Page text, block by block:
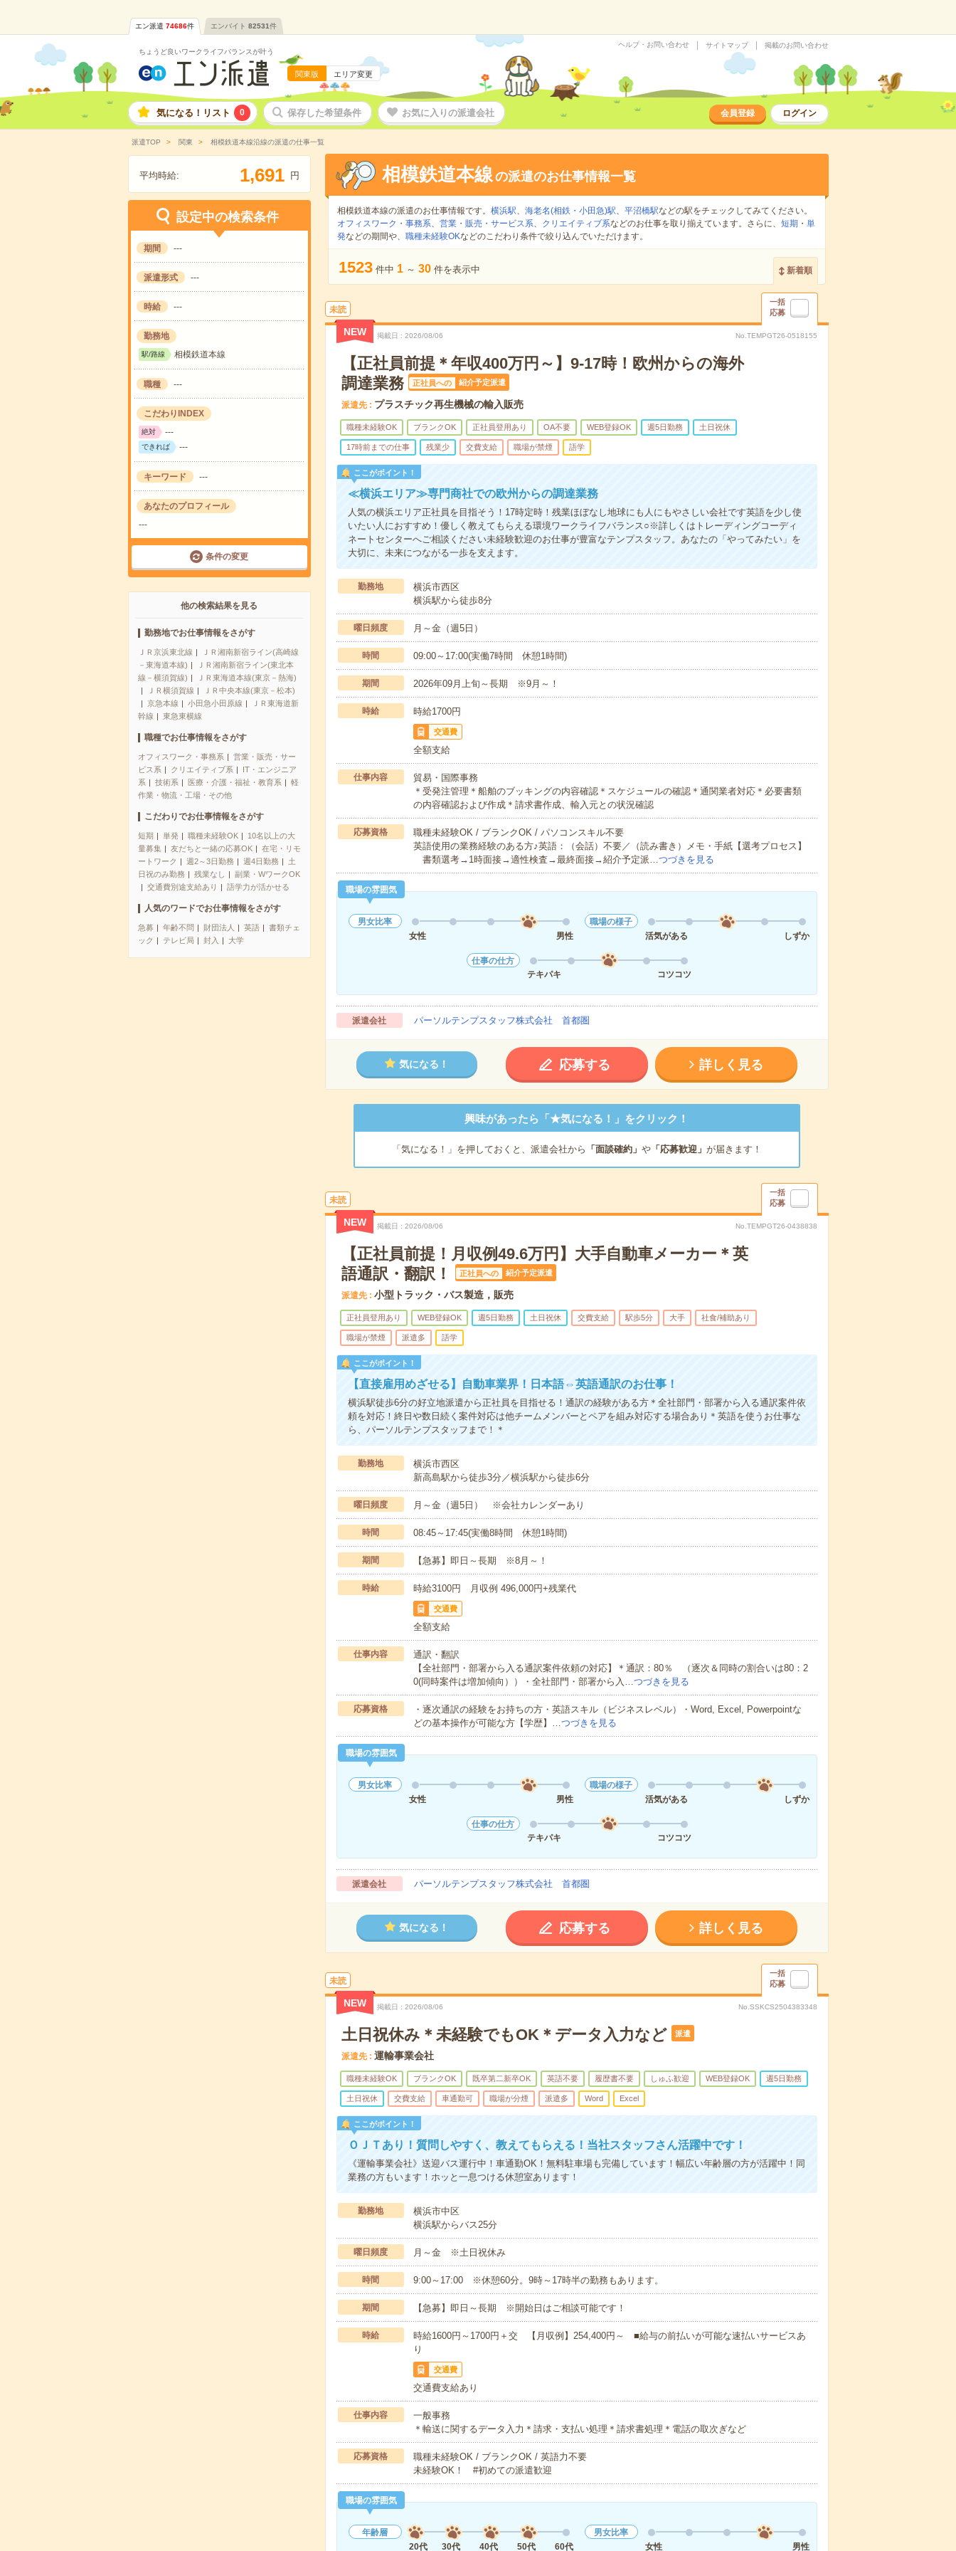
エン派遣 74686件 エンバイト 82531件
ちょうど良いワークライフバランスが叶う
関東版 エリア変更
ヘルプ・お問い合わせ サイトマップ 掲載のお問い合わせ
気になる！リスト 0 保存した希望条件 お気に入りの派遣会社 会員登録 ログイン
派遣TOP 関東 相模鉄道本線沿線の派遣の仕事一覧
平均時給: 1,691 円
設定中の検索条件
期間 ---
派遣形式 ---
時給 ---
勤務地
駅/路線 相模鉄道本線
職種 ---
こだわりINDEX
絶対 ---
できれば ---
キーワード ---
あなたのプロフィール
---
条件の変更
他の検索結果を見る
勤務地でお仕事情報をさがす
ＪＲ京浜東北線
ＪＲ湘南新宿ライン(高崎線
－東海道本線)
ＪＲ湘南新宿ライン(東北本
線－横須賀線)
ＪＲ東海道本線(東京－熱海)
ＪＲ横須賀線
ＪＲ中央本線(東京－松本)
京急本線
小田急小田原線
ＪＲ東海道新
幹線
東急東横線
職種でお仕事情報をさがす
オフィスワーク・事務系
営業・販売・サー
ビス系
クリエイティブ系
IT・エンジニア
系
技術系 医療・介護・福祉・教育系
軽
作業・物流・工場・その他
こだわりでお仕事情報をさがす
短期 単発 職種未経験OK
10名以上の大
量募集
友だちと一緒の応募OK
在宅・リモ
ートワーク
週2～3日勤務 週4日勤務
土
日祝のみ勤務
残業なし
副業・WワークOK
交通費別途支給あり
語学力が活かせる
人気のワードでお仕事情報をさがす
急募 年齢不問 財団法人 英語
書類チェ
ック
テレビ局 封入 大学
相模鉄道本線の派遣のお仕事情報一覧
相模鉄道本線の派遣のお仕事情報です。 横浜駅、 海老名(相鉄・小田急)駅、 平沼橋駅などの駅をチェックしてみてください。
オフィスワーク・事務系、 営業・販売・サービス系、 クリエイティブ系などのお仕事を取り揃えています。さらに、 短期 ・ 単
発などの期間や、 職種未経験OKなどのこだわり条件で絞り込んでいただけます。
1523 件中 1 ～ 30 件を表示中 新着順
未読
一括
応募
NEW 掲載日 2026/08/06 No.TEMPGT26-0518155
【正社員前提＊年収400万円～】9-17時！欧州からの海外
調達業務
正社員への 紹介予定派遣
派遣先 プラスチック再生機械の輸入販売
職種未経験OK ブランクOK 正社員登用あり OA不要 WEB登録OK 週5日勤務 土日祝休
17時前までの仕事 残業少 交費支給 職場が禁煙 語学
ここがポイント！
≪横浜エリア≫専門商社での欧州からの調達業務
人気の横浜エリア正社員を目指そう！17時定時！残業ほぼなし地球にも人にもやさしい会社です英語を少し使
いたい人におすすめ！優しく教えてもらえる環境ワークライフバランス○※詳しくはトレーディングコーディ
ネートセンターへご相談ください未経験歓迎のお仕事が豊富なテンプスタッフ。あなたの「やってみたい」を
大切に、未来につながる一歩を支えます。
勤務地
横浜市西区
横浜駅から徒歩8分
曜日頻度 月～金（週5日）
時間 09:00～17:00(実働7時間 休憩1時間)
期間 2026年09月上旬～長期 ※9月～！
時給 時給1700円
交通費
全額支給
仕事内容
貿易・国際事務
＊受発注管理＊船舶のブッキングの内容確認＊スケジュールの確認＊通関業者対応＊必要書類
の内容確認および作成＊請求書作成、輸入元との状況確認
応募資格
職種未経験OK / ブランクOK / パソコンスキル不要
英語使用の業務経験のある方♪英語：（会話）不要／（読み書き）メモ・手紙【選考プロセス】
書類選考→1時面接→適性検査→最終面接→紹介予定派…つづきを見る
職場の雰囲気
男女比率
女性
男性
職場の様子
活気がある
しずか
仕事の仕方
テキパキ
コツコツ
派遣会社 パーソルテンプスタッフ株式会社 首都圏
気になる！ 応募する 詳しく見る
興味があったら「★気になる！」をクリック！
「気になる！」を押しておくと、派遣会社から 「面談確約」 や「応募歓迎」 が届きます！
未読
一括
応募
NEW 掲載日 2026/08/06 No.TEMPGT26-0438838
【正社員前提！月収例49.6万円】大手自動車メーカー＊英
語通訳・翻訳！
正社員への 紹介予定派遣
派遣先 小型トラック・バス製造，販売
正社員登用あり WEB登録OK 週5日勤務 土日祝休 交費支給 駅歩5分 大手 社食/補助あり
職場が禁煙 派遣多 語学
ここがポイント！
【直接雇用めざせる】自動車業界！日本語⇔英語通訳のお仕事！
横浜駅徒歩6分の好立地派遣から正社員を目指せる！通訳の経験がある方＊全社部門・部署から入る通訳案件依
頼を対応！終日や数日続く案件対応は他チームメンバーとペアを組み対応する場合あり＊英語を使うお仕事な
ら、パーソルテンプスタッフまで！＊
勤務地
横浜市西区
新高島駅から徒歩3分／横浜駅から徒歩6分
曜日頻度 月～金（週5日） ※会社カレンダーあり
時間 08:45～17:45(実働8時間 休憩1時間)
期間 【急募】即日～長期 ※8月～！
時給 時給3100円 月収例 496,000円+残業代
交通費
全額支給
仕事内容
通訳・翻訳
【全社部門・部署から入る通訳案件依頼の対応】＊通訳：80％ （逐次＆同時の割合いは80：2
0(同時案件は増加傾向））・全社部門・部署から入…つづきを見る
応募資格
・逐次通訳の経験をお持ちの方・英語スキル（ビジネスレベル）・Word, Excel, Powerpointな
どの基本操作が可能な方【学歴】…つづきを見る
職場の雰囲気
男女比率
女性
男性
職場の様子
活気がある
しずか
仕事の仕方
テキパキ
コツコツ
派遣会社 パーソルテンプスタッフ株式会社 首都圏
気になる！ 応募する 詳しく見る
未読
一括
応募
NEW 掲載日 2026/08/06 No.SSKCS2504383348
土日祝休み＊未経験でもOK＊データ入力など 派遣
派遣先 運輸事業会社
職種未経験OK ブランクOK 既卒第二新卒OK 英語不要 履歴書不要 しゅふ歓迎 WEB登録OK 週5日勤務
土日祝休 交費支給 車通勤可 職場が分煙 派遣多 Word Excel
ここがポイント！
ＯＪＴあり！質問しやすく、教えてもらえる！当社スタッフさん活躍中です！
《運輸事業会社》送迎バス運行中！車通勤OK！無料駐車場も完備しています！幅広い年齢層の方が活躍中！同
業務の方もいます！ホッと一息つける休憩室あります！
勤務地
横浜市中区
横浜駅からバス25分
曜日頻度 月～金 ※土日祝休み
時間 9:00～17:00 ※休憩60分。9時～17時半の勤務もあります。
期間 【急募】即日～長期 ※開始日はご相談可能です！
時給
時給1600円～1700円＋交 【月収例】254,400円～ ■給与の前払いが可能な速払いサービスあ
り
交通費
交通費支給あり
仕事内容
一般事務
＊輸送に関するデータ入力＊請求・支払い処理＊請求書処理＊電話の取次ぎなど
応募資格
職種未経験OK / ブランクOK / 英語力不要
未経験OK！ #初めての派遣歓迎
職場の雰囲気
年齢層
20代
30代 40代 50代 60代
男女比率
女性
男性